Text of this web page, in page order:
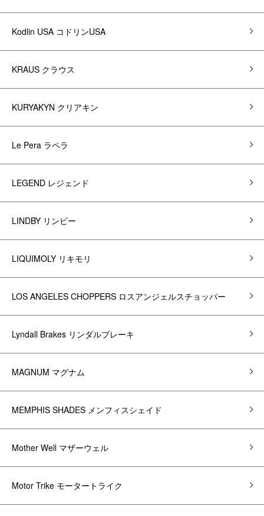
Kodlin USA コドリンUSA
KRAUS クラウス
KURYAKYN クリアキン
Le Pera ラペラ
LEGEND レジェンド
LINDBY リンビー
LIQUIMOLY リキモリ
LOS ANGELES CHOPPERS ロスアンジェルスチョッパー
Lyndall Brakes リンダルブレーキ
MAGNUM マグナム
MEMPHIS SHADES メンフィスシェイド
Mother Well マザーウェル
Motor Trike モータートライク